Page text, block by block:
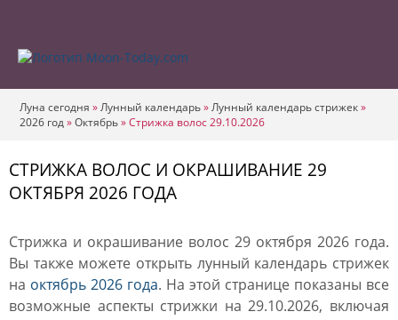
Луна сегодня »Лунный календарь»Лунный календарь стрижек»
2026 год»Октябрь»Стрижка волос 29.10.2026
СТРИЖКА ВОЛОС И ОКРАШИВАНИЕ 29
ОКТЯБРЯ 2026 ГОДА
Стрижка и окрашивание волос 29 октября 2026 года.
Вы также можете открыть лунный календарь стрижек
на октябрь 2026 года. На этой странице показаны все
возможные аспекты стрижки на 29.10.2026, включая